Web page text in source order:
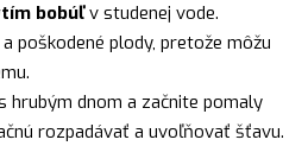
bobúľv studenej vode.
poškodené plody, pretože môžu
hrubým dnom a začnite pomaly
rozpadávať a uvoľňovať šťavu.